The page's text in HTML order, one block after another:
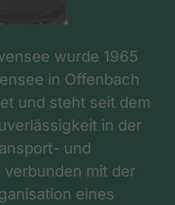
wurde 1965
in Offenbach
und steht seit dem
in der
und
mit der
eines